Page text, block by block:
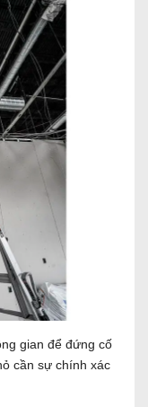
gian để đứng cố
cần sự chính xác